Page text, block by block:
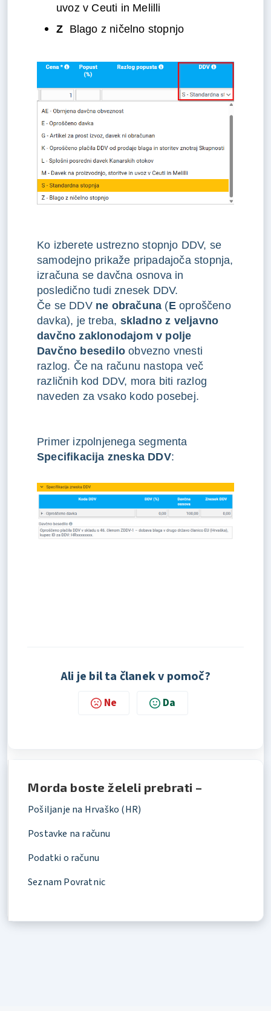
uvoz v Ceuti in Melilli
Z Blago z ničelno stopnjo
Ko izberete ustrezno stopnjo DDV, se
samodejno prikaže pripadajoča stopnja,
izračuna se davčna osnova in
posledično tudi znesek DDV.
Če se DDV ne obračuna (Eoproščeno
davka), je treba, skladno z veljavno
davčno zaklonodajom v polje
Davčno besedilo obvezno vnesti
razlog. Če na računu nastopa več
različnih kod DDV, mora biti razlog
naveden za vsako kodo posebej.
Primer izpolnjenega segmenta
Specifikacija zneska DDV:
Ali je bil ta članek v pomoč?
Ne Da
Morda boste želeli prebrati –
Pošiljanje na Hrvaško (HR)
Postavke na računu
Podatki o računu
Seznam Povratnic